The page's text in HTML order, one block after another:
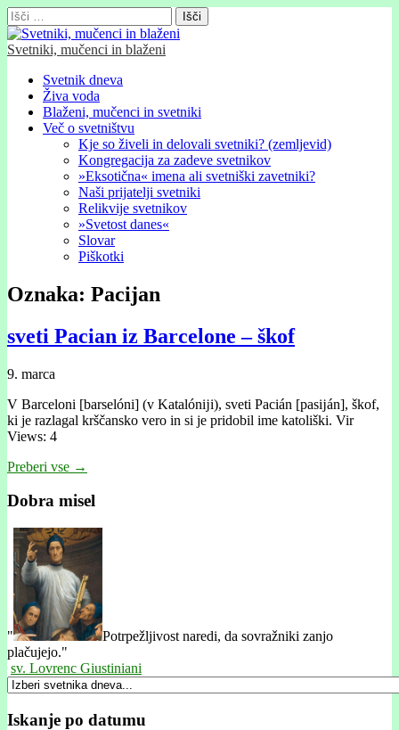
Išči:
Svetniki, mučenci in blaženi
Glavni
meni
Skip
content
Svetnik dneva
Živa voda
Blaženi, mučenci in svetniki
Več o svetništvu
Kje so živeli in delovali svetniki? (zemljevid)
Kongregacija za zadeve svetnikov
»Eksotična« imena ali svetniški zavetniki?
Naši prijatelji svetniki
Relikvije svetnikov
»Svetost danes«
Slovar
Piškotki
Oznaka: Pacijan
sveti Pacian iz Barcelone – škof
9. marca
V Barceloni [barselóni] (v Katalónĳi), sveti Pacián [pasĳán], škof,
ki je razlagal krščansko vero in si je pridobil ime katoliški. Vir
Views: 4
Preberi vse →
Dobra misel
"
Potrpežljivost naredi, da sovražniki zanjo
plačujejo."
sv. Lovrenc Giustiniani
Iskanje po datumu